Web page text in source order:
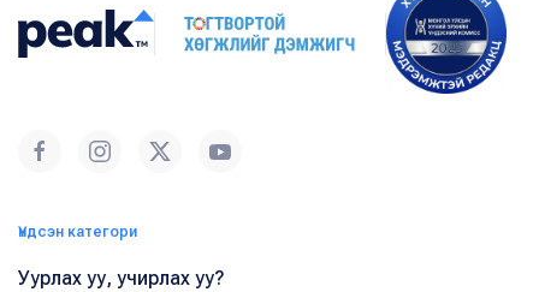
Үндсэн категори
Уурлах уу, учирлах уу?